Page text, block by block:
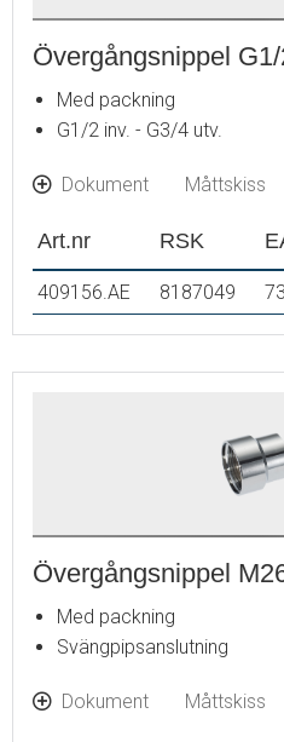
Övergångsnippel
Med packning
G1/2 inv. - G3/4 utv.
Dokument Måttskiss
Art.nr RSK
409156.AE 8187049
Övergångsnippel
Med packning
Svängpipsanslutning
Dokument Måttskiss